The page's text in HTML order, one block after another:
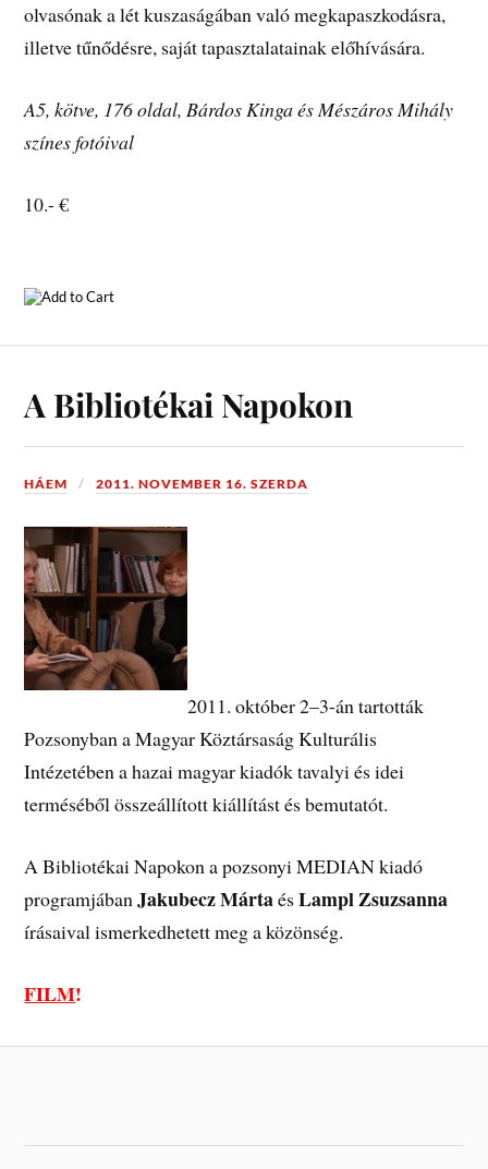
olvasónak a lét kuszaságában való megkapaszkodásra,
illetve tűnődésre, saját tapasztalatainak előhívására.
A5, kötve, 176 oldal, Bárdos Kinga és Mészáros Mihály
színes fotóival
10.- €
A Bibliotékai Napokon
HÁEM 2011. NOVEMBER 16. SZERDA
2011. október 2–3-án tartották
Pozsonyban a Magyar Köztársaság Kulturális
Intézetében a hazai magyar kiadók tavalyi és idei
terméséből összeállított kiállítást és bemutatót.
A Bibliotékai Napokon a pozsonyi MEDIAN kiadó
programjábanJakubecz MártaésLampl Zsuzsanna
írásaival ismerkedhetett meg a közönség.
FILM!